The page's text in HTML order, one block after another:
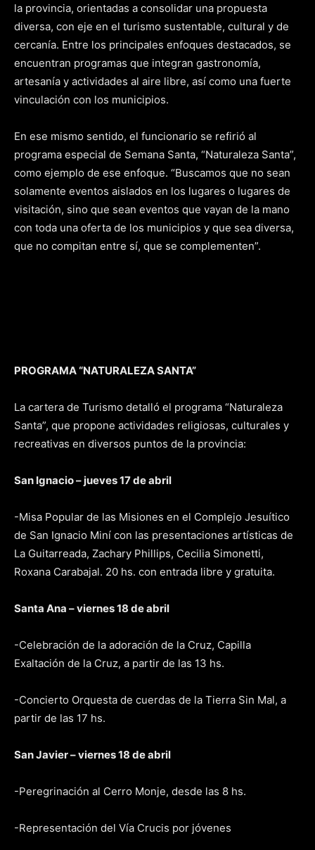
la provincia, orientadas a consolidar una propuesta
diversa, con eje en el turismo sustentable, cultural y de
cercanía. Entre los principales enfoques destacados, se
encuentran programas que integran gastronomía,
artesanía y actividades al aire libre, así como una fuerte
vinculación con los municipios.
En ese mismo sentido, el funcionario se refirió al
programa especial de Semana Santa, “Naturaleza Santa”,
como ejemplo de ese enfoque. “Buscamos que no sean
solamente eventos aislados en los lugares o lugares de
visitación, sino que sean eventos que vayan de la mano
con toda una oferta de los municipios y que sea diversa,
que no compitan entre sí, que se complementen”.
PROGRAMA “NATURALEZA SANTA”
La cartera de Turismo detalló el programa “Naturaleza
Santa”, que propone actividades religiosas, culturales y
recreativas en diversos puntos de la provincia:
San Ignacio – jueves 17 de abril
-Misa Popular de las Misiones en el Complejo Jesuítico
de San Ignacio Miní con las presentaciones artísticas de
La Guitarreada, Zachary Phillips, Cecilia Simonetti,
Roxana Carabajal. 20 hs. con entrada libre y gratuita.
Santa Ana – viernes 18 de abril
-Celebración de la adoración de la Cruz, Capilla
Exaltación de la Cruz, a partir de las 13 hs.
-Concierto Orquesta de cuerdas de la Tierra Sin Mal, a
partir de las 17 hs.
San Javier – viernes 18 de abril
-Peregrinación al Cerro Monje, desde las 8 hs.
-Representación del Vía Crucis por jóvenes